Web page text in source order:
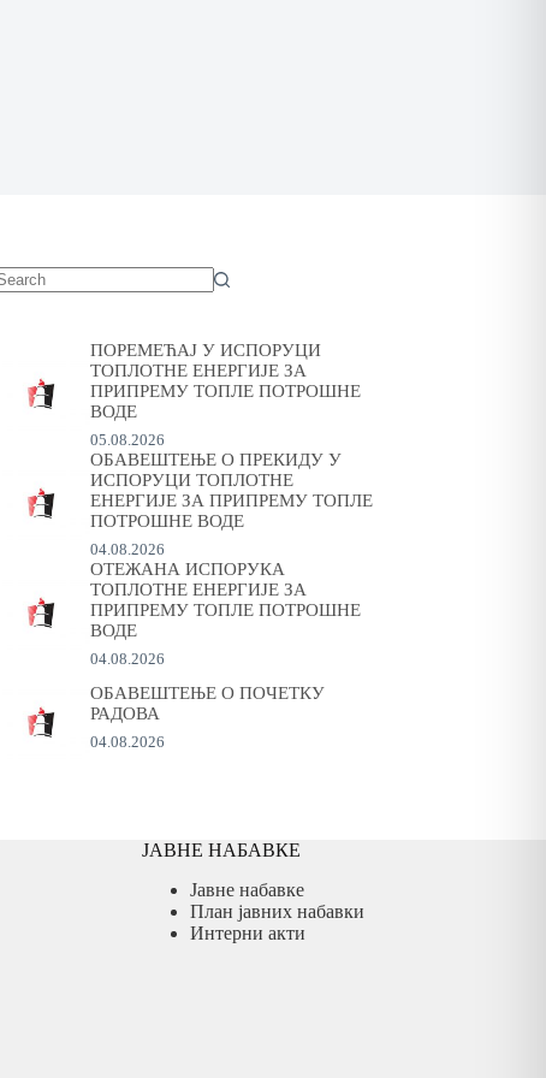
ПОРЕМЕЋАЈ У ИСПОРУЦИ
ТОПЛОТНЕ ЕНЕРГИЈЕ ЗА
ПРИПРЕМУ ТОПЛЕ ПОТРОШНЕ
ВОДЕ
05.08.2026
ОБАВЕШТЕЊЕ О ПРЕКИДУ У
ИСПОРУЦИ ТОПЛОТНЕ
ЕНЕРГИЈЕ ЗА ПРИПРЕМУ ТОПЛЕ
ПОТРОШНЕ ВОДЕ
04.08.2026
ОТЕЖАНА ИСПОРУКА
ТОПЛОТНЕ ЕНЕРГИЈЕ ЗА
ПРИПРЕМУ ТОПЛЕ ПОТРОШНЕ
ВОДЕ
04.08.2026
ОБАВЕШТЕЊЕ О ПОЧЕТКУ
РАДОВА
04.08.2026
ЈАВНЕ НАБАВКЕ
Јавне набавке
План јавних набавки
Интерни акти